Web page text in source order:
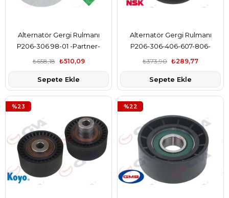
Alternatör Gergi Rulmanı
P206-306 98-01 -Partner-
Berlıngo-Expert-Jumpy-Xsara
₺510,09
₺658,18
Sepete Ekle
Alternatör Gergi Rulmanı
P206-306-406-607-806-
Partner-Boxer-C5-Berlıngo
₺289,77
₺373,90
Sepete Ekle
%23 %22